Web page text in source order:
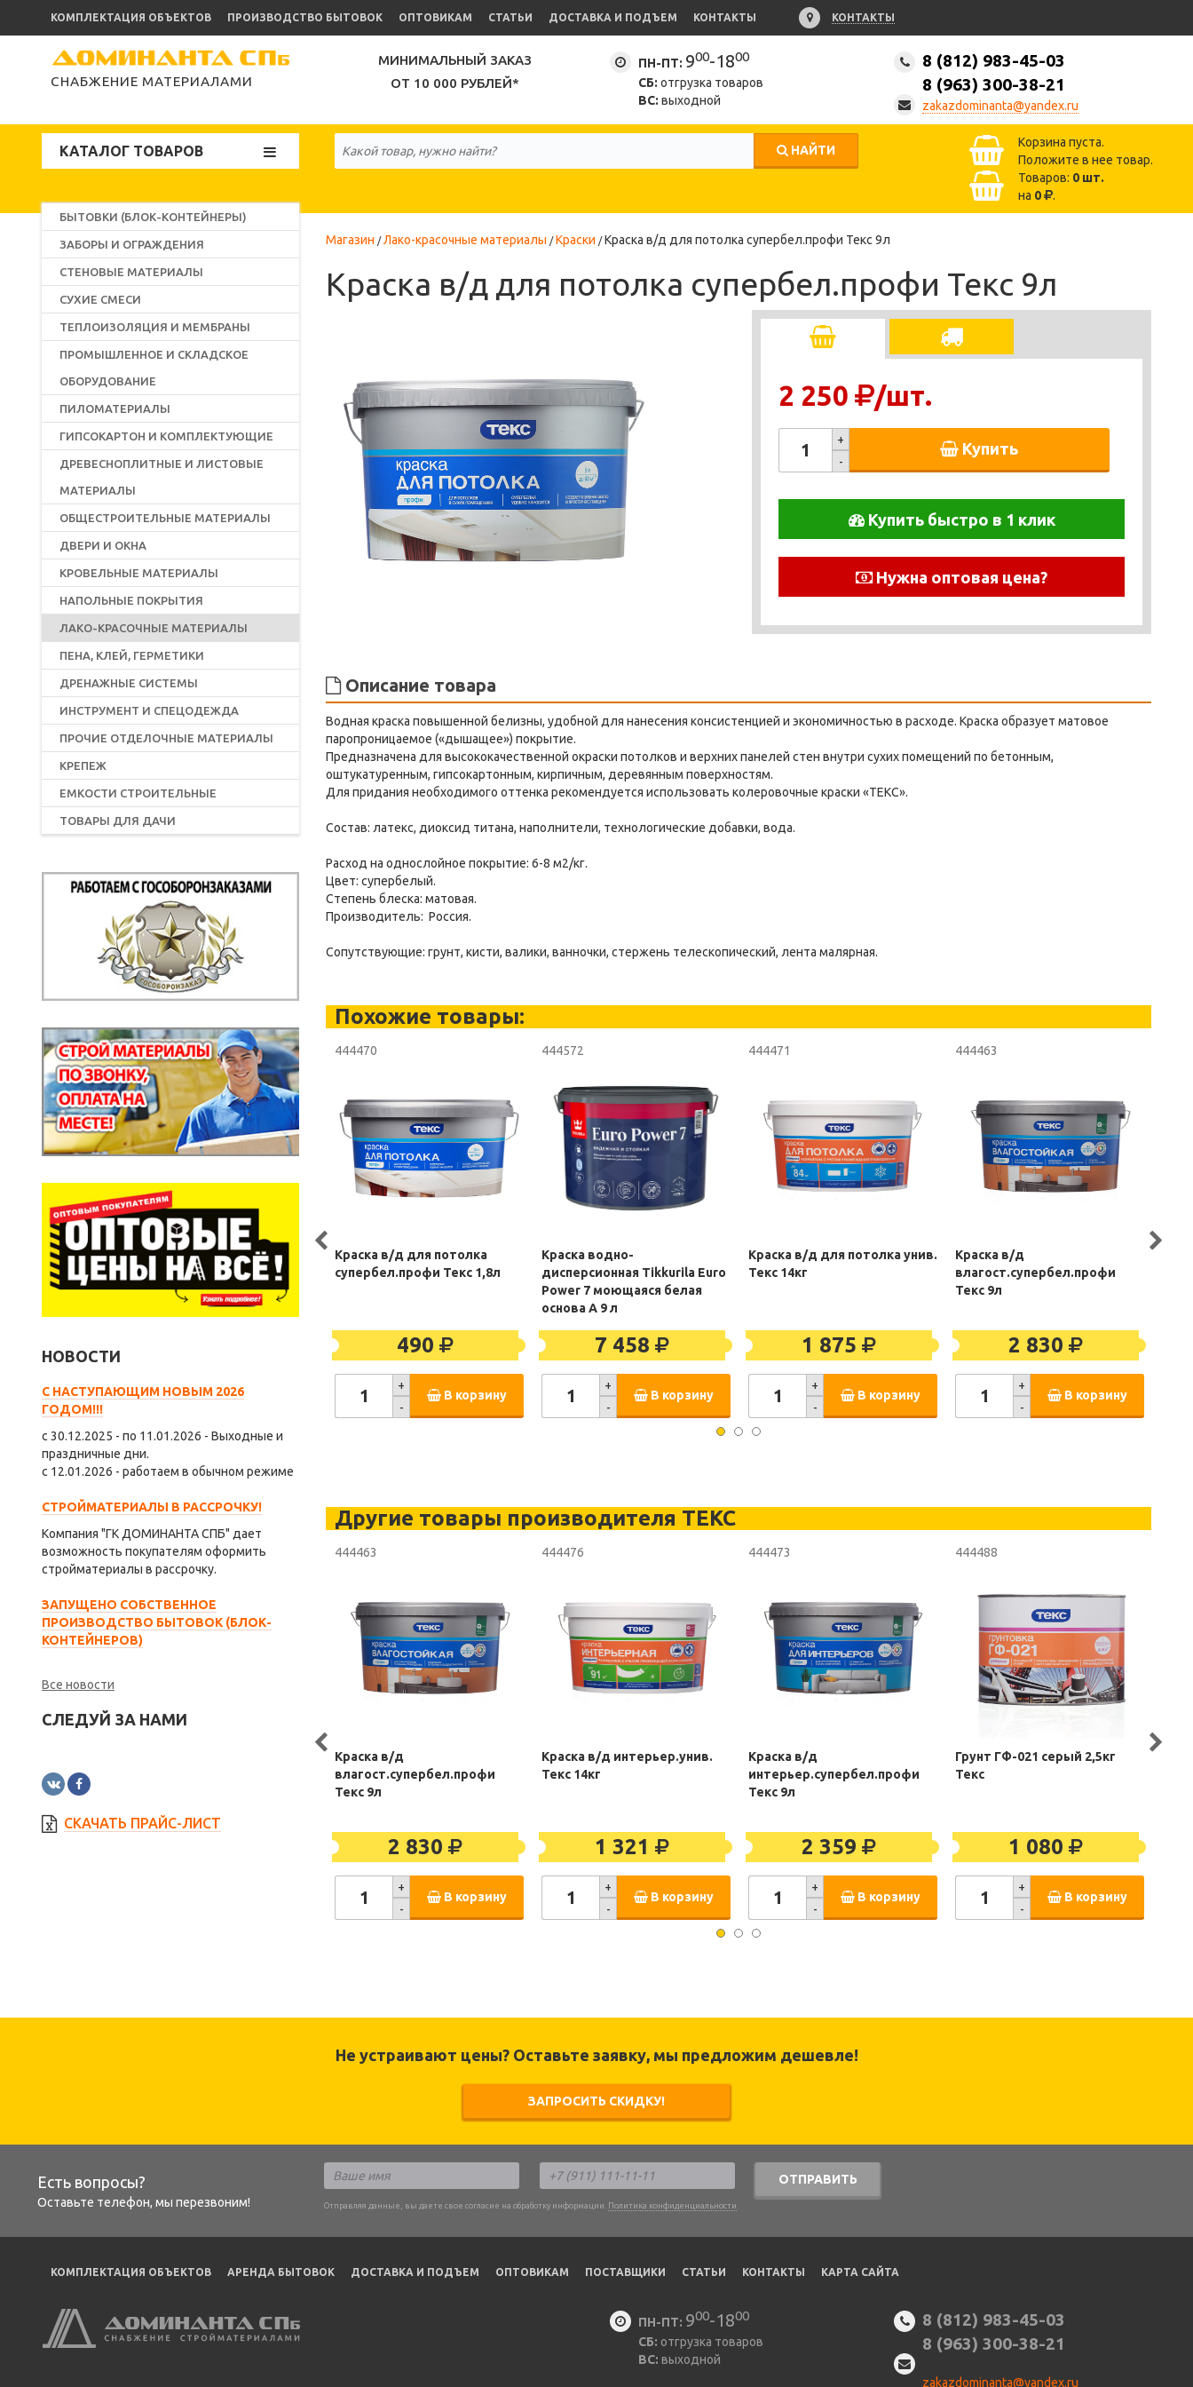
КОМПЛЕКТАЦИЯ ОБЪЕКТОВ ПРОИЗВОДСТВО БЫТОВОК ОПТОВИКАМ СТАТЬИ ДОСТАВКА И ПОДЪЕМ КОНТАКТЫ КОНТАКТЫ
СНАБЖЕНИЕ МАТЕРИАЛАМИ
МИНИМАЛЬНЫЙ ЗАКАЗ
ОТ 10 000 РУБЛЕЙ*
ПН-ПТ: 900-1800
СБ: отгрузка товаров
ВС: выходной
8 (812) 983-45-03
8 (963) 300-38-21
zakazdominanta@yandex.ru
КАТАЛОГ ТОВАРОВ НАЙТИ
Корзина пуста.
Положите в нее товар.
Товаров: 0 шт.
на 0 .
БЫТОВКИ (БЛОК-КОНТЕЙНЕРЫ)
ЗАБОРЫ И ОГРАЖДЕНИЯ
СТЕНОВЫЕ МАТЕРИАЛЫ
СУХИЕ СМЕСИ
ТЕПЛОИЗОЛЯЦИЯ И МЕМБРАНЫ
ПРОМЫШЛЕННОЕ И СКЛАДСКОЕ
ОБОРУДОВАНИЕ
ПИЛОМАТЕРИАЛЫ
ГИПСОКАРТОН И КОМПЛЕКТУЮЩИЕ
ДРЕВЕСНОПЛИТНЫЕ И ЛИСТОВЫЕ
МАТЕРИАЛЫ
ОБЩЕСТРОИТЕЛЬНЫЕ МАТЕРИАЛЫ
ДВЕРИ И ОКНА
КРОВЕЛЬНЫЕ МАТЕРИАЛЫ
НАПОЛЬНЫЕ ПОКРЫТИЯ
ЛАКО-КРАСОЧНЫЕ МАТЕРИАЛЫ
ПЕНА, КЛЕЙ, ГЕРМЕТИКИ
ДРЕНАЖНЫЕ СИСТЕМЫ
ИНСТРУМЕНТ И СПЕЦОДЕЖДА
ПРОЧИЕ ОТДЕЛОЧНЫЕ МАТЕРИАЛЫ
КРЕПЕЖ
ЕМКОСТИ СТРОИТЕЛЬНЫЕ
ТОВАРЫ ДЛЯ ДАЧИ
НОВОСТИ
С НАСТУПАЮЩИМ НОВЫМ 2026
ГОДОМ!!!
с 30.12.2025 - по 11.01.2026 - Выходные и
праздничные дни.
с 12.01.2026 - работаем в обычном режиме
СТРОЙМАТЕРИАЛЫ В РАССРОЧКУ!
Компания "ГК ДОМИНАНТА СПБ" дает
возможность покупателям оформить
стройматериалы в рассрочку.
ЗАПУЩЕНО СОБСТВЕННОЕ
ПРОИЗВОДСТВО БЫТОВОК (БЛОК-
КОНТЕЙНЕРОВ)
Все новости
СЛЕДУЙ ЗА НАМИ
СКАЧАТЬ ПРАЙС-ЛИСТ
Магазин Лако-красочные материалы Краски Краска в/д для потолка супербел.профи Текс 9л
Краска в/д для потолка супербел.профи Текс 9л
2 250 /шт.
+
-
Купить
Купить быстро в 1 клик
Нужна оптовая цена?
Описание товара
Водная краска повышенной белизны, удобной для нанесения консистенцией и экономичностью в расходе. Краска образует матовое
паропроницаемое («дышащее») покрытие.
Предназначена для высококачественной окраски потолков и верхних панелей стен внутри сухих помещений по бетонным,
оштукатуренным, гипсокартонным, кирпичным, деревянным поверхностям.
Для придания необходимого оттенка рекомендуется использовать колеровочные краски «ТЕКС».
Состав: латекс, диоксид титана, наполнители, технологические добавки, вода.
Расход на однослойное покрытие: 6-8 м2/кг.
Цвет: супербелый.
Степень блеска: матовая.
Производитель: Россия.
Сопутствующие: грунт, кисти, валики, ванночки, стержень телескопический, лента малярная.
Похожие товары:
444470
Краска в/д для потолка
супербел.профи Текс 1,8л
490
+
-
В корзину
444572
Краска водно-
дисперсионная Tikkurila Euro
Power 7 моющаяся белая
основа А 9 л
7 458
+
-
В корзину
444471
Краска в/д для потолка унив.
Текс 14кг
1 875
+
-
В корзину
444463
Краска в/д
влагост.супербел.профи
Текс 9л
2 830
+
-
В корзину
Другие товары производителя ТЕКС
444463
Краска в/д
влагост.супербел.профи
Текс 9л
2 830
+
-
В корзину
444476
Краска в/д интерьер.унив.
Текс 14кг
1 321
+
-
В корзину
444473
Краска в/д
интерьер.супербел.профи
Текс 9л
2 359
+
-
В корзину
444488
Грунт ГФ-021 серый 2,5кг
Текс
1 080
+
-
В корзину
Не устраивают цены? Оставьте заявку, мы предложим дешевле!
ЗАПРОСИТЬ СКИДКУ!
Есть вопросы?
Оставьте телефон, мы перезвоним!
ОТПРАВИТЬ
Отправляя данные, вы даете свое согласие на обработку информации. Политика конфиденциальности .
КОМПЛЕКТАЦИЯ ОБЪЕКТОВ АРЕНДА БЫТОВОК ДОСТАВКА И ПОДЪЕМ ОПТОВИКАМ ПОСТАВЩИКИ CТАТЬИ КОНТАКТЫ КАРТА САЙТА
ПН-ПТ: 900-1800
СБ: отгрузка товаров
ВС: выходной
8 (812) 983-45-03
8 (963) 300-38-21
zakazdominanta@yandex.ru